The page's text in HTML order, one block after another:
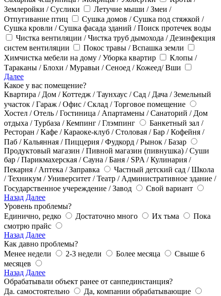
Землеройки / Суслики
Летучие мыши / Змеи /
Отпугивание птиц
Сушка домов / Сушка под стяжкой /
Сушка кровли / Сушка фасада зданий / Поиск протечек воды
Чистка вентиляции / Чистка труб дымохода / Дезинфекция
систем вентиляции
Покос травы / Вспашка земли
Химчистка мебели на дому / Уборка квартир
Клопы /
Тараканы / Блохи / Муравьи / Сеноед / Кожеед/ Вши
Далее
Какое у вас помещение?
Квартира / Дом / Коттедж / Таунхаус / Сад / Дача / Земельный
участок / Гараж / Офис / Склад / Торговое помещение
Хостел / Отель / Гостиница / Апартамены / Санаторий / Дом
отдыха / Турбаза / Кемпинг / Глэмпинг
Банкетный зал /
Ресторан / Кафе / Караоке-клуб / Столовая / Бар / Кофейня /
Паб / Кальянная / Пиццерия / Фудкорд / Рынок / Базар
Продуктовый магазин / Пивной магазин (пивнушка) / Суши
бар / Парикмахерская / Сауна / Баня / SPA / Кулинария /
Пекарня / Аптека / Заправка
Частный детский сад / Школа
/ Техникум / Университет / Театр / Административное здание /
Государственное учереждение / Завод
Свой вариант
Назад Далее
Уровень проблемы?
Единично, редко
Достаточно много Их тьма
Пока
смотрю прайс
Назад Далее
Как давно проблемы?
Менее недели
2-3 недели Более месяца
Свыше 6
месяцев
Назад Далее
Обрабатывали объект ранее от санпединстанция?
Да. самостоятельно
Да, компании обрабатывающие